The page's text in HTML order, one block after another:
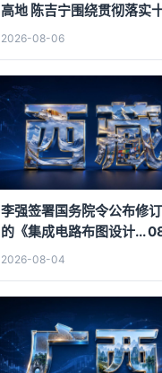
高地 陈吉宁围绕贯彻落实
届市委九次全会精神走访调
2026-08-06
李强签署国务院令公布修
的《集成电路布图设计... 08-
04
2026-08-04